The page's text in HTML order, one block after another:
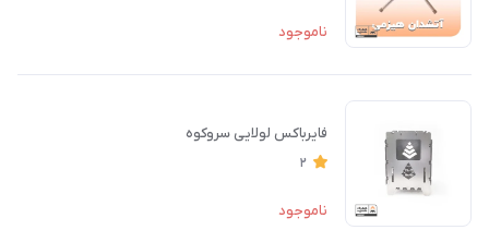
ناموجود
فایرباکس لولایی سروکوه
2
ناموجود